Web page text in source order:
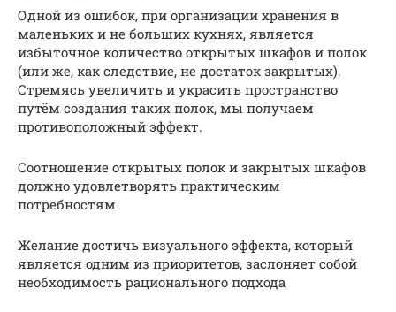
Одной из ошибок, при организации хранения в
маленьких и не больших кухнях, является
избыточное количество открытых шкафов и полок
(или же, как следствие, не достаток закрытых).
Стремясь увеличить и украсить пространство
путём создания таких полок, мы получаем
противоположный эффект.
Соотношение открытых полок и закрытых шкафов
должно удовлетворять практическим
потребностям
Желание достичь визуального эффекта, который
является одним из приоритетов, заслоняет собой
необходимость рационального подхода